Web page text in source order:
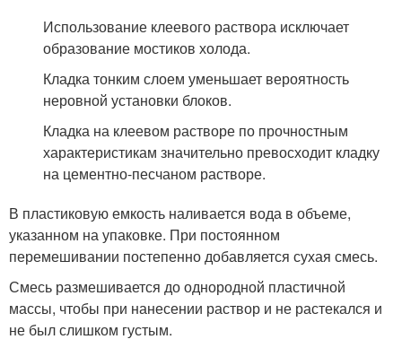
Использование клеевого раствора исключает
образование мостиков холода.
Кладка тонким слоем уменьшает вероятность
неровной установки блоков.
Кладка на клеевом растворе по прочностным
характеристикам значительно превосходит кладку
на цементно-песчаном растворе.
В пластиковую емкость наливается вода в объеме,
указанном на упаковке. При постоянном
перемешивании постепенно добавляется сухая смесь.
Смесь размешивается до однородной пластичной
массы, чтобы при нанесении раствор и не растекался и
не был слишком густым.